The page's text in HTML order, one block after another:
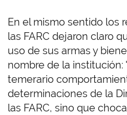
En el mismo sentido los
las FARC dejaron claro
uso de sus armas y
nombre de la
temerario
determinaciones de la
las FARC, sino que